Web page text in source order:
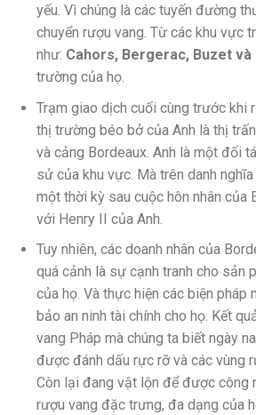
yếu. Vì chúng là các tuyến đường
chuyển rượu vang. Từ các khu vực
như: Cahors, Bergerac, Buzet và
trường của họ.
Trạm giao dịch cuối cùng trước khi
thị trường béo bở của Anh là thị
và cảng Bordeaux. Anh là một đối
sử của khu vực. Mà trên danh
một thời kỳ sau cuộc hôn nhân của
với Henry II của Anh.
Tuy nhiên, các doanh nhân của
quá cảnh là sự cạnh tranh cho sản
của họ. Và thực hiện các biện pháp
bảo an ninh tài chính cho họ. Kết
vang Pháp mà chúng ta biết ngày
được đánh dấu rực rỡ và các vùng
Còn lại đang vật lộn để được công
rượu vang đặc trưng, ​​đa dạng của